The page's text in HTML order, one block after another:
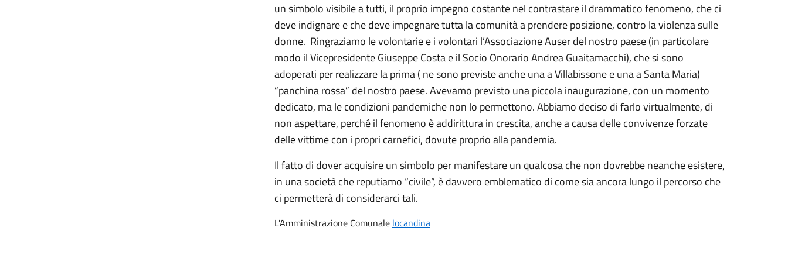
un simbolo visibile a tutti, il proprio impegno costante nel contrastare il drammatico fenomeno, che ci
deve indignare e che deve impegnare tutta la comunità a prendere posizione, contro la violenza sulle
donne. Ringraziamo le volontarie e i volontari l’Associazione Auser del nostro paese (in particolare
modo il Vicepresidente Giuseppe Costa e il Socio Onorario Andrea Guaitamacchi), che si sono
adoperati per realizzare la prima ( ne sono previste anche una a Villabissone e una a Santa Maria)
“panchina rossa” del nostro paese.Avevamo previsto una piccola inaugurazione, con un momento
dedicato, ma le condizioni pandemiche non lo permettono.Abbiamo deciso di farlo virtualmente, di
non aspettare, perché il fenomeno è addirittura in crescita, anche a causa delle convivenze forzate
delle vittime con i propri carnefici, dovute proprio alla pandemia.
Il fatto di dover acquisire un simbolo per manifestare un qualcosa che non dovrebbe neanche esistere,
in una società che reputiamo “civile”, è davvero emblematico di come sia ancora lungo il percorso che
ci permetterà di considerarci tali.
L'Amministrazione Comunale locandina